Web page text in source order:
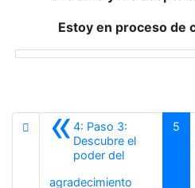
Estoy en proceso de
«4: Paso 3:
Descubre el
poder del
agradecimiento
5